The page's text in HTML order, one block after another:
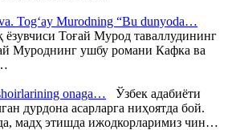
Tog‘ay Murodning “Bu dunyoda…
ёзувчиси Тоғай Мурод таваллудининг
Муроднинг ушбу романи Кафка ва
onaga… Ўзбек адабиёти
дурдона асарларга ниҳоятда бой.
мадҳ этишда ижодкорларимиз чин…